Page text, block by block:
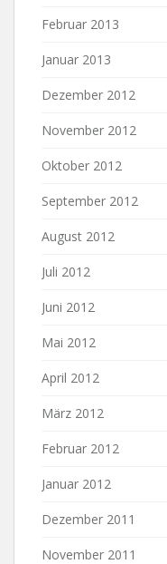
Februar 2013
Januar 2013
Dezember 2012
November 2012
Oktober 2012
September 2012
August 2012
Juli 2012
Juni 2012
Mai 2012
April 2012
März 2012
Februar 2012
Januar 2012
Dezember 2011
November 2011